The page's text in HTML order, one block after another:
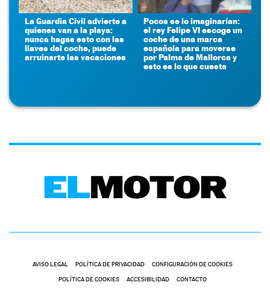
La Guardia Civil advierte a
quienes van a la playa:
nunca hagas esto con las
llaves del coche, puede
arruinarte las vacaciones
Pocos se lo imaginarían:
el rey Felipe VI escoge un
coche de una marca
española para moverse
por Palma de Mallorca y
esto es lo que cuesta
AVISO LEGAL POLÍTICA DE PRIVACIDAD CONFIGURACIÓN DE COOKIES
POLÍTICA DE COOKIES ACCESIBILIDAD CONTACTO